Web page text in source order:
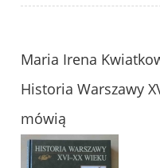
Maria Irena
Historia Warszawy
mówią